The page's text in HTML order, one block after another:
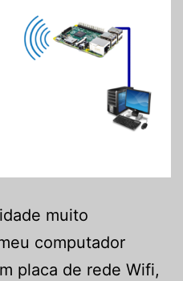
muito
computador
placa de rede Wifi,